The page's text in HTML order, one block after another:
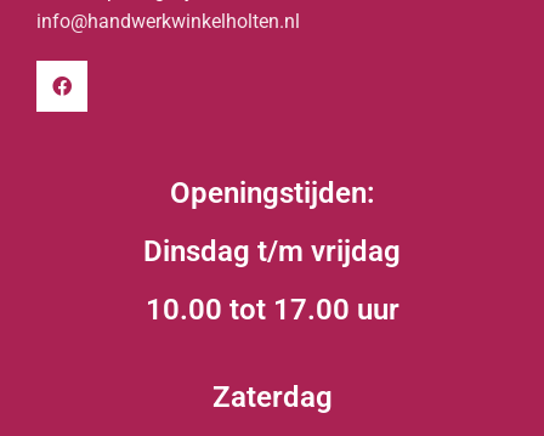
info@handwerkwinkelholten.nl
Openingstijden:
Dinsdag t/m vrijdag
10.00 tot 17.00 uur
Zaterdag